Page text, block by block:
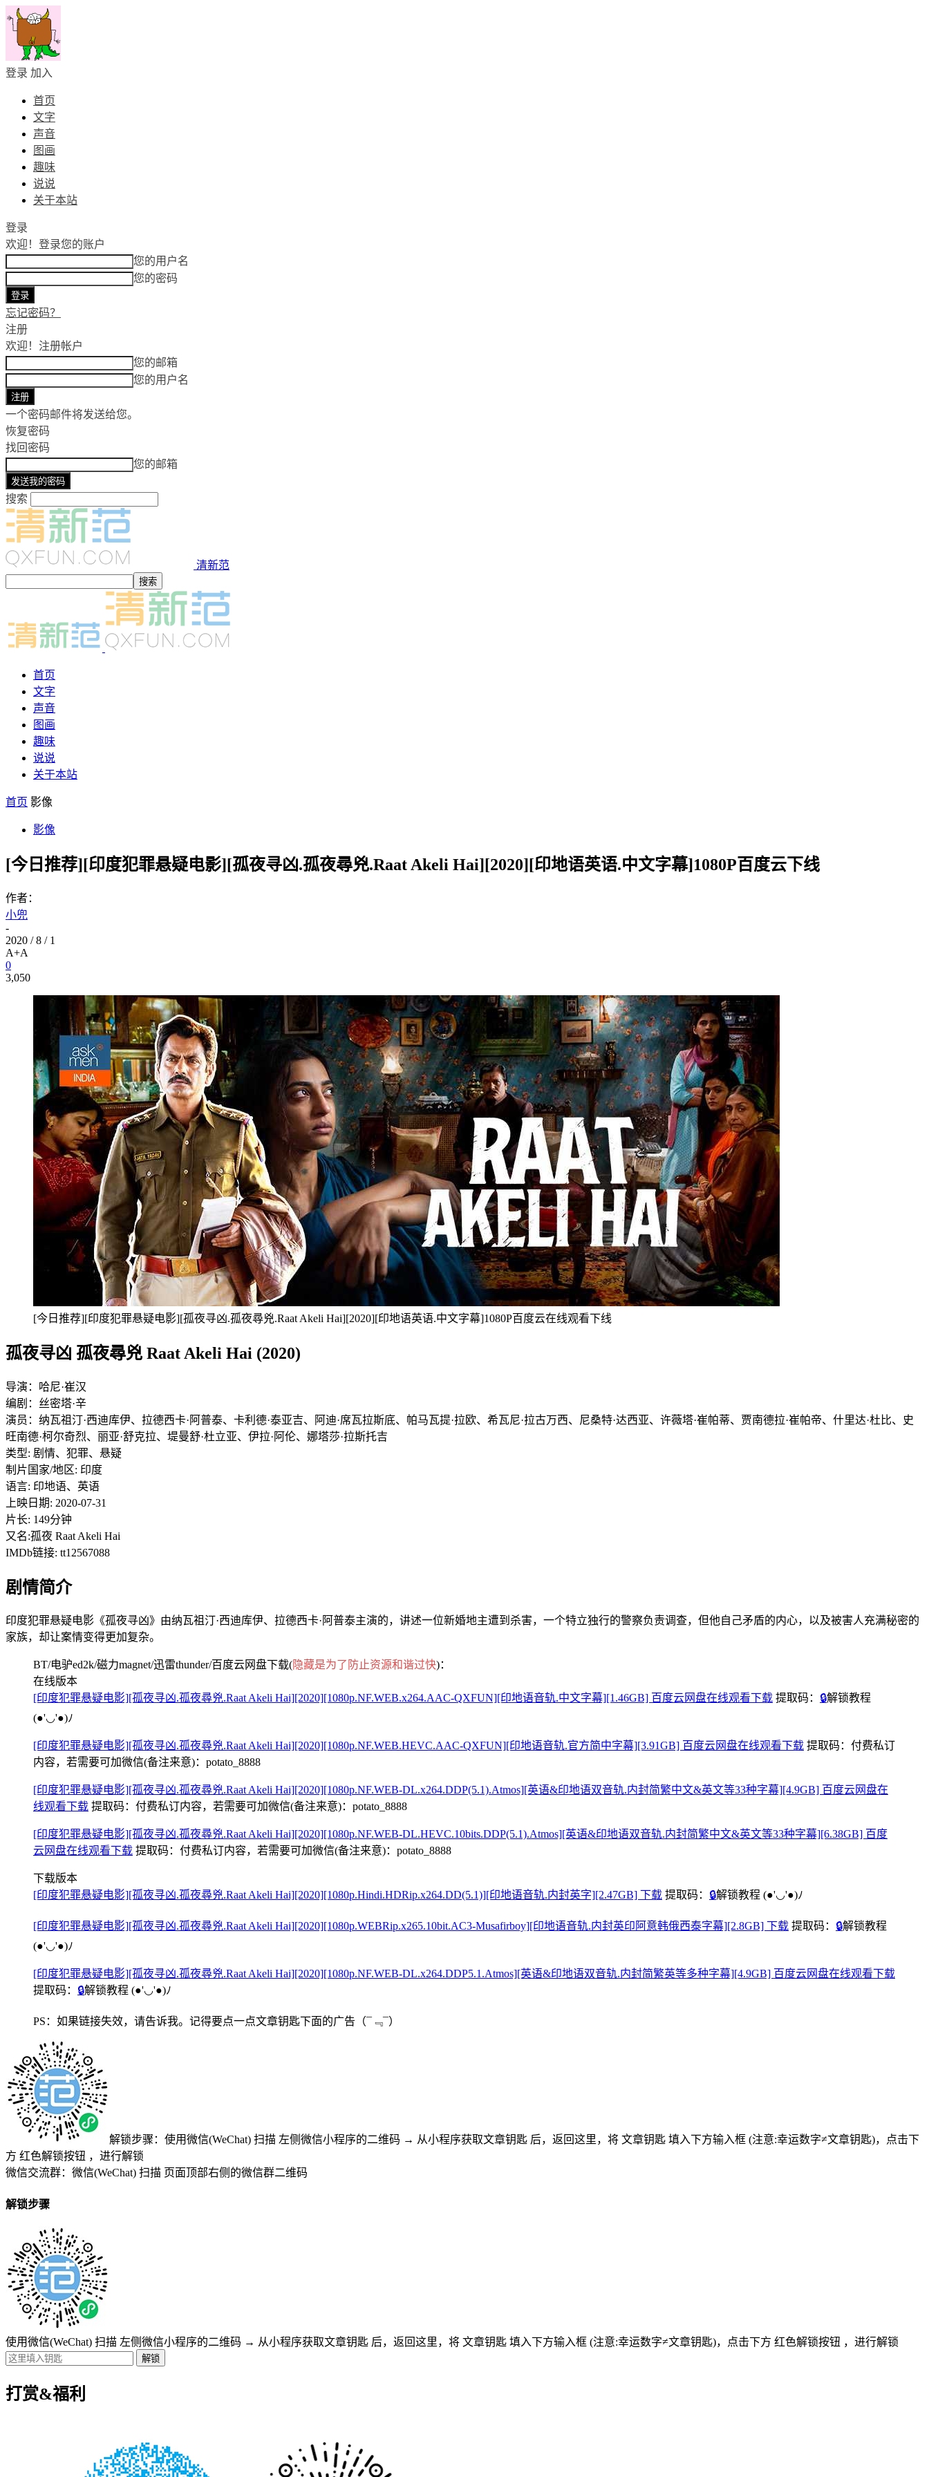
登录 加入
首页
文字
声音
图画
趣味
说说
关于本站
登录
欢迎！ 登录您的账户
您的用户名
您的密码
忘记密码？
注册
欢迎！ 注册帐户
您的邮箱
您的用户名
一个密码邮件将发送给您。
恢复密码
找回密码
您的邮箱
搜索
清新范
首页
文字
声音
图画
趣味
说说
关于本站
首页 影像
影像
[今日推荐][印度犯罪悬疑电影][孤夜寻凶.孤夜尋兇.Raat Akeli Hai][2020][印地语英语.中文字幕]1080P百度云下线
作者：
小兜
-
2020 / 8 / 1
A+A
0
3,050
[今日推荐][印度犯罪悬疑电影][孤夜寻凶.孤夜尋兇.Raat Akeli Hai][2020][印地语英语.中文字幕]1080P百度云在线观看下线
孤夜寻凶 孤夜尋兇 Raat Akeli Hai (2020)
导演：哈尼·崔汉
编剧：丝密塔·辛
演员：纳瓦祖汀·西迪库伊、拉德西卡·阿普泰、卡利德·泰亚吉、阿迪·席瓦拉斯底、帕马瓦提·拉欧、希瓦尼·拉古万西、尼桑特·达西亚、许薇塔·崔帕蒂、贾南德拉·崔帕帝、什里达·杜比、史
旺南德·柯尔奇烈、丽亚·舒克拉、堤曼舒·杜立亚、伊拉·阿伦、娜塔莎·拉斯托吉
类型: 剧情、犯罪、悬疑
制片国家/地区: 印度
语言: 印地语、英语
上映日期: 2020-07-31
片长: 149分钟
又名:孤夜 Raat Akeli Hai
IMDb链接: tt12567088
剧情简介
印度犯罪悬疑电影《孤夜寻凶》由纳瓦祖汀·西迪库伊、拉德西卡·阿普泰主演的，讲述一位新婚地主遭到杀害，一个特立独行的警察负责调查，但他自己矛盾的内心，以及被害人充满秘密的
家族，却让案情变得更加复杂。
BT/电驴ed2k/磁力magnet/迅雷thunder/百度云网盘下载(隐藏是为了防止资源和谐过快)：
在线版本
[印度犯罪悬疑电影][孤夜寻凶.孤夜尋兇.Raat Akeli Hai][2020][1080p.NF.WEB.x264.AAC-QXFUN][印地语音轨.中文字幕][1.46GB] 百度云网盘在线观看下载 提取码： 🔒解锁教程
(●'◡'●)ﾉ
[印度犯罪悬疑电影][孤夜寻凶.孤夜尋兇.Raat Akeli Hai][2020][1080p.NF.WEB.HEVC.AAC-QXFUN][印地语音轨.官方简中字幕][3.91GB] 百度云网盘在线观看下载 提取码： 付费私订
内容，若需要可加微信(备注来意)：potato_8888
[印度犯罪悬疑电影][孤夜寻凶.孤夜尋兇.Raat Akeli Hai][2020][1080p.NF.WEB-DL.x264.DDP(5.1).Atmos][英语&印地语双音轨.内封简繁中文&英文等33种字幕][4.9GB] 百度云网盘在
线观看下载 提取码： 付费私订内容，若需要可加微信(备注来意)：potato_8888
[印度犯罪悬疑电影][孤夜寻凶.孤夜尋兇.Raat Akeli Hai][2020][1080p.NF.WEB-DL.HEVC.10bits.DDP(5.1).Atmos][英语&印地语双音轨.内封简繁中文&英文等33种字幕][6.38GB] 百度
云网盘在线观看下载 提取码： 付费私订内容，若需要可加微信(备注来意)：potato_8888
下载版本
[印度犯罪悬疑电影][孤夜寻凶.孤夜尋兇.Raat Akeli Hai][2020][1080p.Hindi.HDRip.x264.DD(5.1)][印地语音轨.内封英字][2.47GB] 下载 提取码： 🔒解锁教程 (●'◡'●)ﾉ
[印度犯罪悬疑电影][孤夜寻凶.孤夜尋兇.Raat Akeli Hai][2020][1080p.WEBRip.x265.10bit.AC3-Musafirboy][印地语音轨.内封英印阿意韩俄西泰字幕][2.8GB] 下载 提取码： 🔒解锁教程
(●'◡'●)ﾉ
[印度犯罪悬疑电影][孤夜寻凶.孤夜尋兇.Raat Akeli Hai][2020][1080p.NF.WEB-DL.x264.DDP5.1.Atmos][英语&印地语双音轨.内封简繁英等多种字幕][4.9GB] 百度云网盘在线观看下载
提取码： 🔒解锁教程 (●'◡'●)ﾉ
PS：如果链接失效，请告诉我。记得要点一点文章钥匙下面的广告 （¯﹃¯）
解锁步骤：使用微信(WeChat) 扫描 左侧微信小程序的二维码 → 从小程序获取文章钥匙 后，返回这里，将 文章钥匙 填入下方输入框 (注意:幸运数字≠文章钥匙)，点击下
方 红色解锁按钮 ，进行解锁
微信交流群：微信(WeChat) 扫描 页面顶部右侧的微信群二维码
解锁步骤
使用微信(WeChat) 扫描 左侧微信小程序的二维码 → 从小程序获取文章钥匙 后，返回这里，将 文章钥匙 填入下方输入框 (注意:幸运数字≠文章钥匙)，点击下方 红色解锁按钮 ，进行解锁
打赏&福利